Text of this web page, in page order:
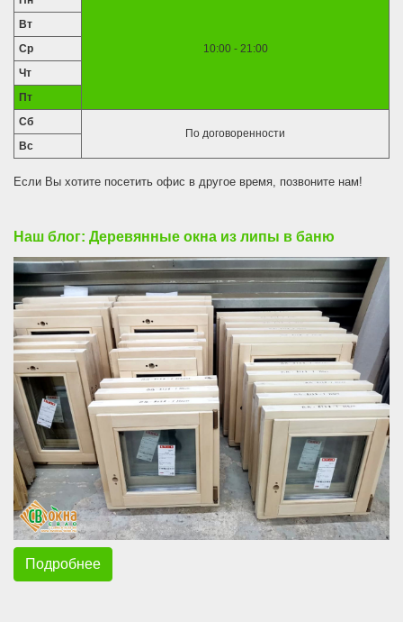
10:00 - 21:00
Вт
Ср
Чт
Пт
Сб
По договоренности
Вс
Если Вы хотите посетить офис в другое время, позвоните нам!
Наш блог: Деревянные окна из липы в баню
Подробнее